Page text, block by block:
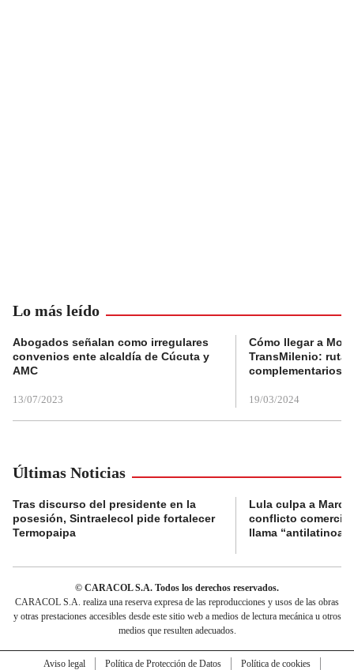
Lo más leído
Abogados señalan como irregulares
convenios ente alcaldía de Cúcuta y
AMC
13/07/2023
Cómo llegar a
TransMilenio:
complementarios
19/03/2024
Últimas Noticias
Tras discurso del presidente en la
posesión, Sintraelecol pide fortalecer
Termopaipa
Lula culpa a
conflicto comercial
llama
© CARACOL S.A. Todos los derechos reservados.
CARACOL S.A. realiza una reserva expresa de las reproducciones y usos de las obras
y otras prestaciones accesibles desde este sitio web a medios de lectura mecánica u otros
medios que resulten adecuados.
Aviso legal Política de Protección de Datos
Política de cookies